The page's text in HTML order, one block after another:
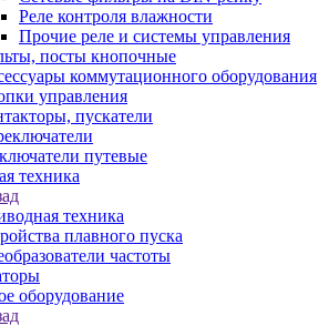
Реле контроля влажности
Прочие реле и системы управления
посты кнопочные
коммутационного оборудования
управления
пускатели
путевые
техника
техника
плавного пуска
частоты
оборудование